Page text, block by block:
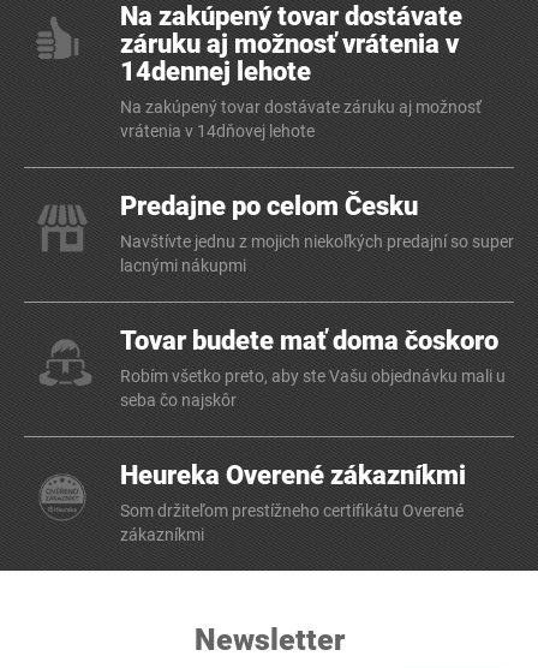
Na zakúpený tovar dostávate
záruku aj možnosť vrátenia v
14dennej lehote
Na zakúpený tovar dostávate záruku aj možnosť
vrátenia v 14dňovej lehote
Predajne po celom Česku
Navštívte jednu z mojich niekoľkých predajní so super
lacnými nákupmi
Tovar budete mať doma čoskoro
Robím všetko preto, aby ste Vašu objednávku mali u
seba čo najskôr
Heureka Overené zákazníkmi
Som držiteľom prestížneho certifikátu Overené
zákazníkmi
Newsletter